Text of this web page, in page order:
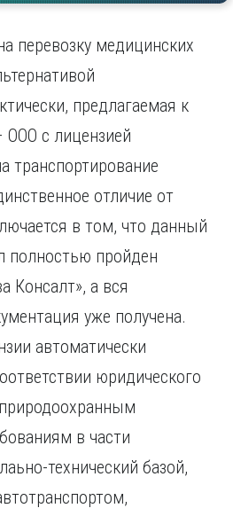
Тула
Улан-Удэ
Ульяновск
Уфа
Х
Хабаровск
Ч
Челябинск
Череповец
Чита
Я
перевозку медицинских
предлагаемая к
с лицензией
транспортирование
отличие от
в том, что данный
полностью пройден
Консалт», а вся
уже получена.
автоматически
юридического
в части
технический базой,